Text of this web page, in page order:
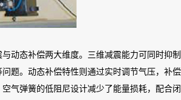
动态补偿两大维度。三维减震能力可同时抑
题。动态补偿特性则通过实时调节气压，补
气弹簧的低阻尼设计减少了能量损耗，配合